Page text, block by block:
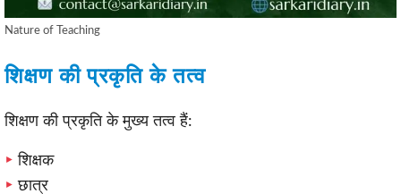
Nature of Teaching
शिक्षण की प्रकृति के तत्व
शिक्षण की प्रकृति के मुख्य तत्व हैं:
शिक्षक
छात्र